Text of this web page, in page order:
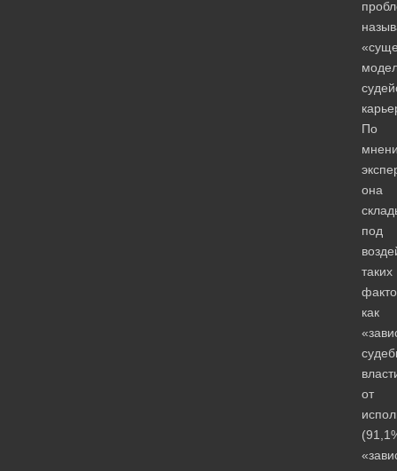
По
она
под
таких
как
от